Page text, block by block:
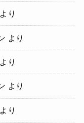
より
より
より
より
より